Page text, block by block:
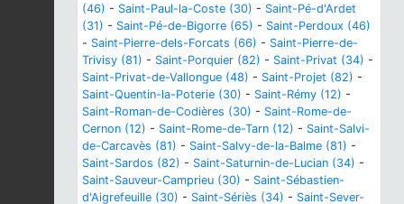
(46) - Saint-Paul-la-Coste (30) - Saint-Pé-d'Ardet
(31) - Saint-Pé-de-Bigorre (65) - Saint-Perdoux (46)
- Saint-Pierre-dels-Forcats (66) - Saint-Pierre-de-
Trivisy (81) - Saint-Porquier (82) - Saint-Privat (34) -
Saint-Privat-de-Vallongue (48) - Saint-Projet (82) -
Saint-Quentin-la-Poterie (30) - Saint-Rémy (12) -
Saint-Roman-de-Codières (30) - Saint-Rome-de-
Cernon (12) - Saint-Rome-de-Tarn (12) - Saint-Salvi-
de-Carcavès (81) - Saint-Salvy-de-la-Balme (81) -
Saint-Sardos (82) - Saint-Saturnin-de-Lucian (34) -
Saint-Sauveur-Camprieu (30) - Saint-Sébastien-
d'Aigrefeuille (30) - Saint-Sériès (34) - Saint-Sever-